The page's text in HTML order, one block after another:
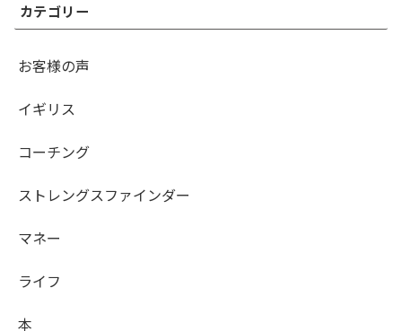
カテゴリー
お客様の声
イギリス
コーチング
ストレングスファインダー
マネー
ライフ
本